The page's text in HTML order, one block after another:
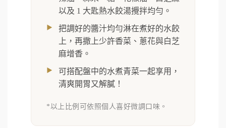
以及 1 大匙熱水餃湯攪拌均勻。
把調好的醬汁均勻淋在煮好的水餃
上，再撒上少許香菜、蔥花與白芝
麻增香。
可搭配盤中的水煮青菜一起享用，
清爽開胃又解膩！
*以上比例可依照個人喜好微調口味。